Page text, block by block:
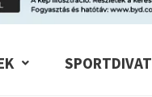
SPORTDIVAT